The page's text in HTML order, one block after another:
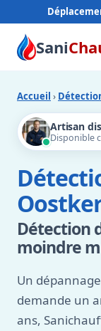
Sani
Accueil ›
Artisan
Disponible
Détection
moindre
Un
demande un
ans,